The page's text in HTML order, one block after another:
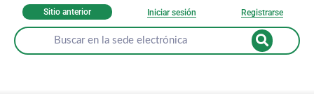
Sitio anterior Iniciar sesión Registrarse